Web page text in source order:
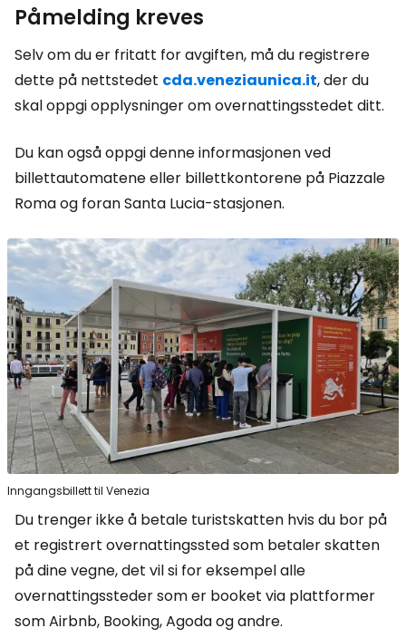
Påmelding kreves
Selv om du er fritatt for avgiften, må du registrere
dette på nettstedet cda.veneziaunica.it,der du
skal oppgi opplysninger om overnattingsstedet ditt.
Du kan også oppgi denne informasjonen ved
billettautomatene eller billettkontorene på Piazzale
Roma og foran Santa Lucia-stasjonen.
Inngangsbillett til Venezia
Du trenger ikke å betale turistskatten hvis du bor på
et registrert overnattingssted som betaler skatten
på dine vegne, det vil si for eksempel alle
overnattingssteder som er booket via plattformer
som Airbnb, Booking, Agoda og andre.